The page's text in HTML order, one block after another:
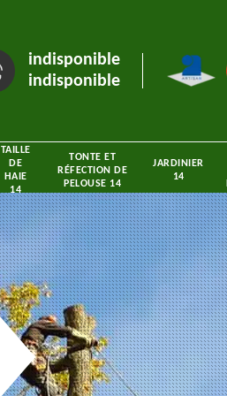
indisponible
indisponible
TAILLE
DE
HAIE
14
TONTE ET
RÉFECTION DE
PELOUSE 14
JARDINIER
14